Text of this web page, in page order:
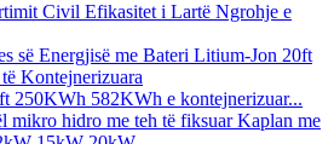
Civil Efikasitet i Lartë Ngrohje e
250KWh 582KWh e kontejnerizuar...